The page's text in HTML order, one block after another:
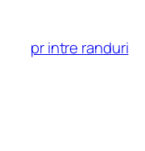
content
pr intre randuri